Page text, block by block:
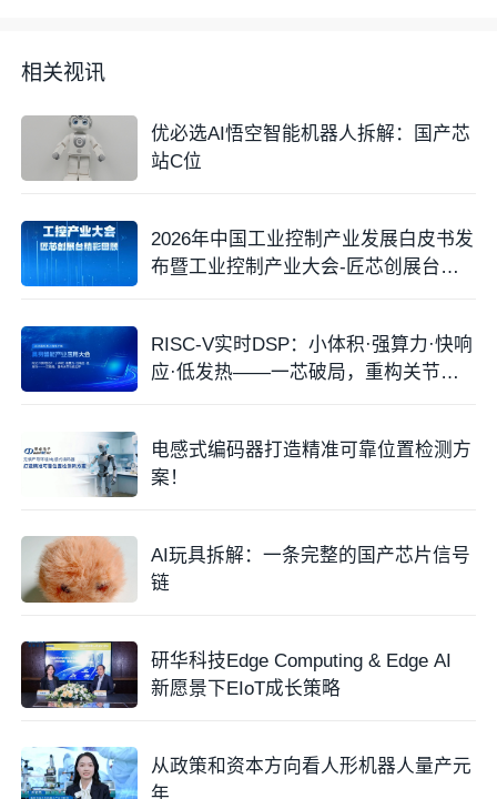
相关视讯
优必选AI悟空智能机器人拆解：国产芯
站C位
2026年中国工业控制产业发展白皮书发
布暨工业控制产业大会-匠芯创展台精
RISC-V实时DSP：小体积·强算力·快响
应·低发热——一芯破局，重构关节性
电感式编码器打造精准可靠位置检测方
案！
AI玩具拆解：一条完整的国产芯片信号
链
研华科技Edge Computing & Edge AI
新愿景下EIoT成长策略
从政策和资本方向看人形机器人量产元
年